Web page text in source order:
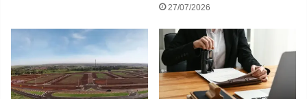
27/07/2026